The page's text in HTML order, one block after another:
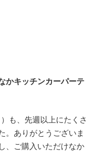
かキッチンカーパーテ
も、先週以上にたくさ
。ありがとうございま
、ご購入いただけなか